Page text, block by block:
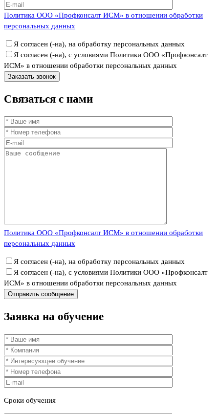
Политика ООО «Профконсалт ИСМ» в отношении обработки
персональных данных
Я согласен (-на), на обработку персональных данных
Я согласен (-на), с условиями Политики ООО «Профконсалт
ИСМ» в отношении обработки персональных данных
Связаться с нами
Политика ООО «Профконсалт ИСМ» в отношении обработки
персональных данных
Я согласен (-на), на обработку персональных данных
Я согласен (-на), с условиями Политики ООО «Профконсалт
ИСМ» в отношении обработки персональных данных
Заявка на обучение
Сроки обучения